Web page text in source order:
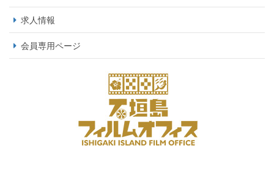
求人情報
会員専用ページ